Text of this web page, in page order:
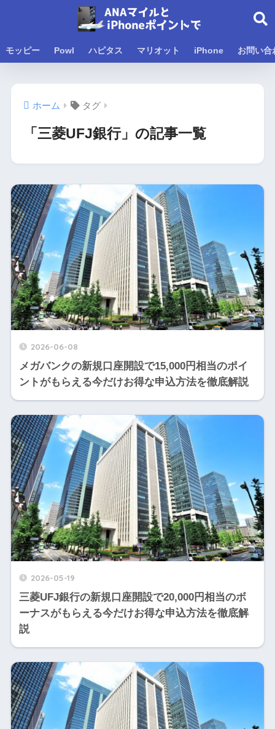
モッピー Powl ハピタス マリオット iPhone お問い合
ホーム タグ
「三菱UFJ銀行」の記事一覧
2026-06-08
メガバンクの新規口座開設で15,000円相当のポイ
ントがもらえる今だけお得な申込方法を徹底解説
2026-05-19
三菱UFJ銀行の新規口座開設で20,000円相当のボ
ーナスがもらえる今だけお得な申込方法を徹底解
説